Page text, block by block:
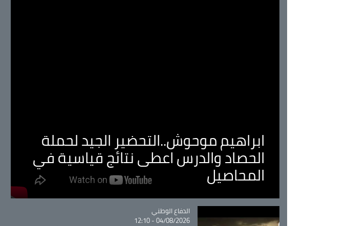
ابراهيم موحوش..التحضير الجيد لحملة
الحصاد والدرس اعطى نتائج قياسية في
المحاصيل
Catégorie
الدفاع الوطني
04/08/2026 - 12:10